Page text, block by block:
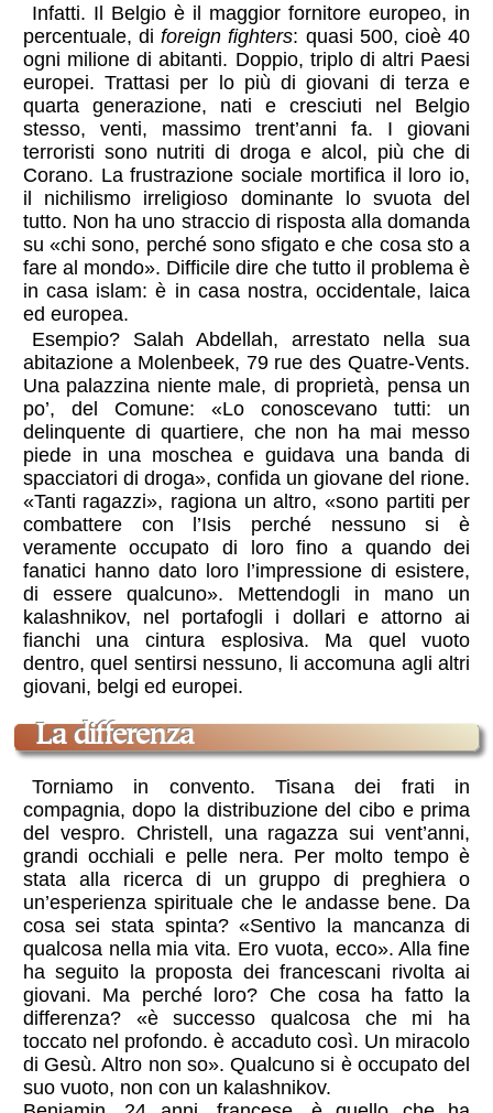
Infatti. Il Belgio è il maggior fornitore europeo, in
percentuale, diforeign fighters: quasi 500, cioè 40
ogni milione di abitanti. Doppio, triplo di altri Paesi
europei. Trattasi per lo più di giovani di terza e
quarta generazione, nati e cresciuti nel Belgio
stesso, venti, massimo trent’anni fa. I giovani
terroristi sono nutriti di droga e alcol, più che di
Corano. La frustrazione sociale mortifica il loro io,
il nichilismo irreligioso dominante lo svuota del
tutto. Non ha uno straccio di risposta alla domanda
su «chi sono, perché sono sfigato e che cosa sto a
fare al mondo». Difficile dire che tutto il problema è
in casa islam: è in casa nostra, occidentale, laica
ed europea.
Esempio? Salah Abdellah, arrestato nella sua
abitazione a Molenbeek, 79 rue des Quatre-Vents.
Una palazzina niente male, di proprietà, pensa un
po’, del Comune: «Lo conoscevano tutti: un
delinquente di quartiere, che non ha mai messo
piede in una moschea e guidava una banda di
spacciatori di droga», confida un giovane del rione.
«Tanti ragazzi», ragiona un altro, «sono partiti per
combattere con l’Isis perché nessuno si è
veramente occupato di loro fino a quando dei
fanatici hanno dato loro l’impressione di esistere,
di essere qualcuno». Mettendogli in mano un
kalashnikov, nel portafogli i dollari e attorno ai
fianchi una cintura esplosiva. Ma quel vuoto
dentro, quel sentirsi nessuno, li accomuna agli altri
giovani, belgi ed europei.
La differenza
Torniamo in convento. Tisana dei frati in
compagnia, dopo la distribuzione del cibo e prima
del vespro. Christell, una ragazza sui vent’anni,
grandi occhiali e pelle nera. Per molto tempo è
stata alla ricerca di un gruppo di preghiera o
un’esperienza spirituale che le andasse bene. Da
cosa sei stata spinta? «Sentivo la mancanza di
qualcosa nella mia vita. Ero vuota, ecco». Alla fine
ha seguito la proposta dei francescani rivolta ai
giovani. Ma perché loro? Che cosa ha fatto la
differenza? «è successo qualcosa che mi ha
toccato nel profondo. è accaduto così. Un miracolo
di Gesù. Altro non so». Qualcuno si è occupato del
suo vuoto, non con un kalashnikov.